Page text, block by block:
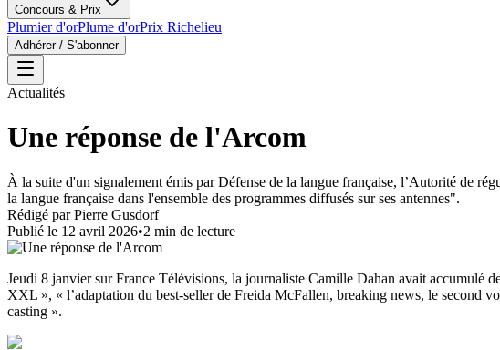
Concours & Prix
Plumier d'orPlume d'orPrix Richelieu
Adhérer / S'abonner
Actualités
Une réponse de l'Arcom
À la suite d'un signalement émis par Défense de la langue française, l’Autorité de
la langue française dans l'ensemble des programmes diffusés sur ses antennes".
Rédigé parPierre Gusdorf
Publié le 12 avril 2026•2 min de lecture
Jeudi 8 janvier sur France Télévisions, la journaliste Camille Dahan avait accumulé
XXL », « l’adaptation du best-seller de Freida McFallen, breaking news, le second
casting ».